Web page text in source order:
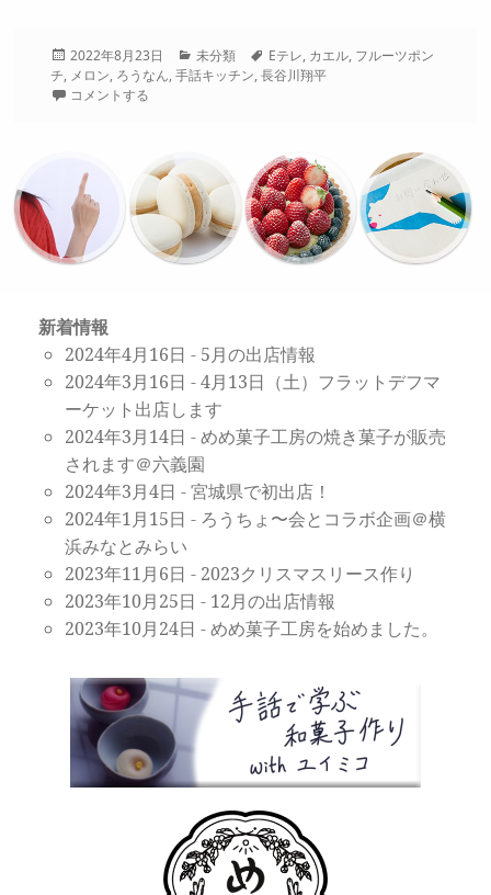
投
稿
日:
2022年8月23日
カ
テ
未分類
タ
グ
Eテレ, カエル, フルーツポン
チ, メロン, ろうなん,手話キッチン,長谷川翔平
コメントする
新着情報
2024年4月16日 - 5月の出店情報
2024年3月16日 -4月13日（土）フラットデフマ
ーケット出店します
2024年3月14日 -めめ菓子工房の焼き菓子が販売
されます＠六義園
2024年3月4日 -宮城県で初出店！
2024年1月15日 - ろうちょ〜会とコラボ企画＠横
浜みなとみらい
2023年11月6日 - 2023クリスマスリース作り
2023年10月25日 - 12月の出店情報
2023年10月24日 -めめ菓子工房を始めました。